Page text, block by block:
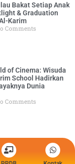
Bakat Setiap Anak
& Graduation
Karim
Comments
of Cinema: Wisuda
School Hadirkan
Dunia
Comments